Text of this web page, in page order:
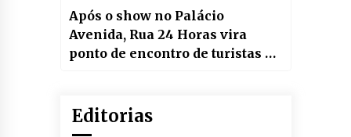
Após o show no Palácio
Avenida, Rua 24 Horas vira
ponto de encontro de turistas e
Editorias